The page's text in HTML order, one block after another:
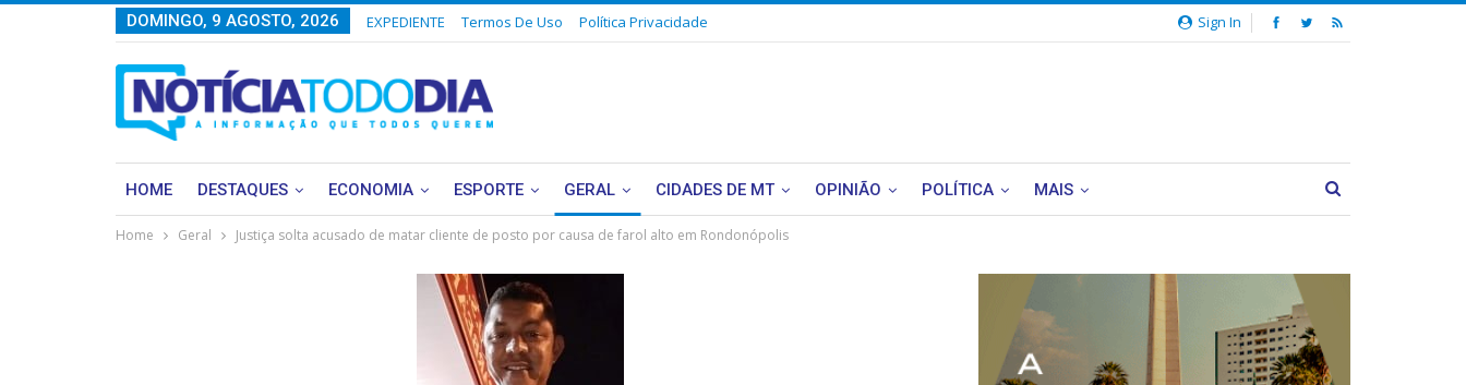
Sign In
DOMINGO, 9 AGOSTO, 2026 EXPEDIENTE Termos De Uso Política Privacidade
HOME DESTAQUES ECONOMIA ESPORTE GERAL CIDADES DE MT OPINIÃO POLÍTICA MAIS
Home Geral Justiça solta acusado de matar cliente de posto por causa de farol alto em Rondonópolis